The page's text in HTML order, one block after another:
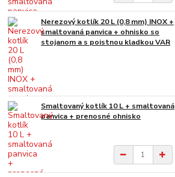
Nerezový kotlík 20 L (0,8 mm) INOX +
smaltovaná panvica + ohnisko so
stojanom a s poistnou kladkou VAR
Smaltovaný kotlík 10 L + smaltovaná
panvica + prenosné ohnisko